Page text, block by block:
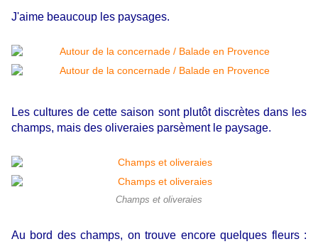
J'aime beaucoup les paysages.
Les cultures de cette saison sont plutôt discrètes dans les
champs, mais des oliveraies parsèment le paysage.
Champs et oliveraies
Au bord des champs, on trouve encore quelques fleurs :